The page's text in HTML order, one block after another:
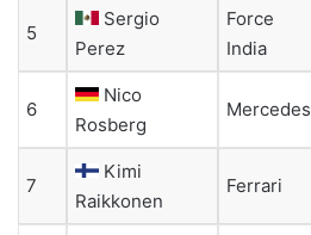
5
Sergio
Perez
Force
India
6
Nico
Rosberg
Mercedes
7
Kimi
Raikkonen
Ferrari